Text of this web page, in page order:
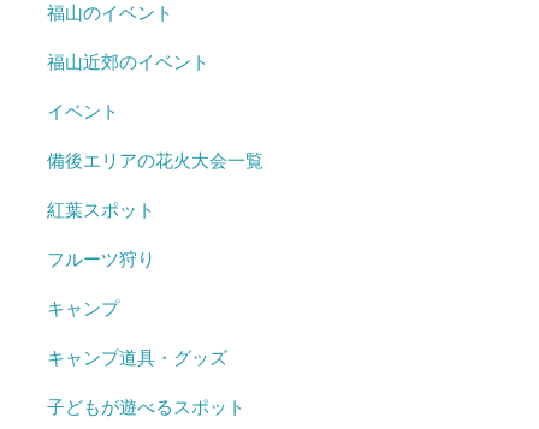
福山のイベント
福山近郊のイベント
イベント
備後エリアの花火大会一覧
紅葉スポット
フルーツ狩り
キャンプ
キャンプ道具・グッズ
子どもが遊べるスポット